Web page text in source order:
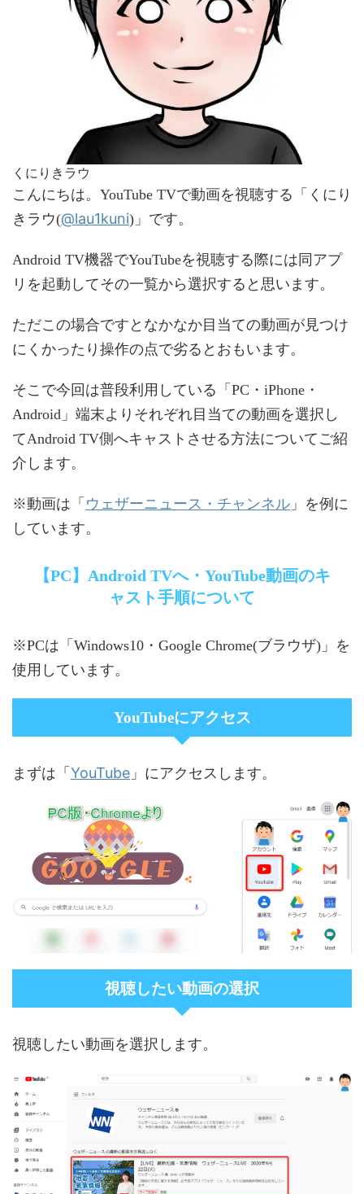
くにりきラウ
こんにちは。YouTube TVで動画を視聴する「くにり
きラウ(@lau1kuni)」です。
Android TV機器でYouTubeを視聴する際には同アプ
リを起動してその一覧から選択すると思います。
ただこの場合ですとなかなか目当ての動画が見つけ
にくかったり操作の点で劣るとおもいます。
そこで今回は普段利用している「PC・iPhone・
Android」端末よりそれぞれ目当ての動画を選択し
てAndroid TV側へキャストさせる方法についてご紹
介します。
※動画は「 ウェザーニュース・チャンネル 」を例に
しています。
【PC】Android TVへ・YouTube動画のキ
ャスト手順について
※PCは「Windows10・Google Chrome(ブラウザ)」を
使用しています。
YouTubeにアクセス
まずは「 YouTube 」にアクセスします。
視聴したい動画の選択
視聴したい動画を選択します。